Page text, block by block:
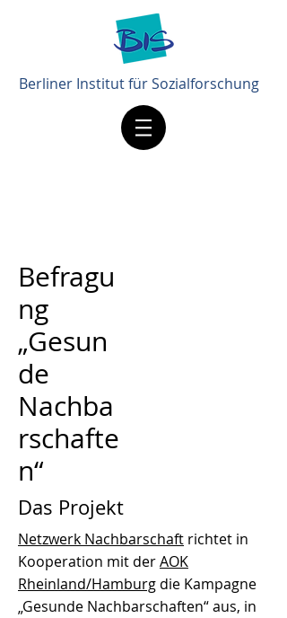
Berliner Institut für Sozialforschung
Befragu
ng
„Gesun
de
Nachba
rschafte
n“
Das Projekt
Netzwerk Nachbarschaft richtet in
Kooperation mit derAOK
Rheinland/Hamburg die Kampagne
„Gesunde Nachbarschaften“ aus, in